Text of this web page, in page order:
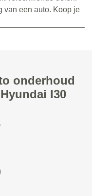
van een auto. Koop je
onderhoud
I30